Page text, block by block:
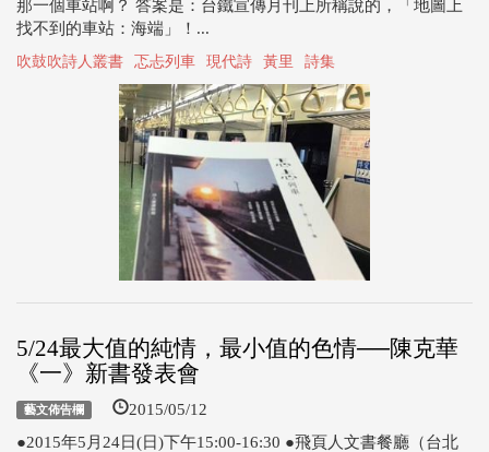
那一個車站啊？ 答案是：台鐵宣傳月刊上所稱說的，「地圖上
找不到的車站：海端」！...
吹鼓吹詩人叢書 忑忐列車 現代詩 黃里 詩集
5/24最大值的純情，最小值的色情──陳克華
《一》新書發表會
藝文佈告欄 2015/05/12
●2015年5月24日(日)下午15:00-16:30 ●飛頁人文書餐廳（台北